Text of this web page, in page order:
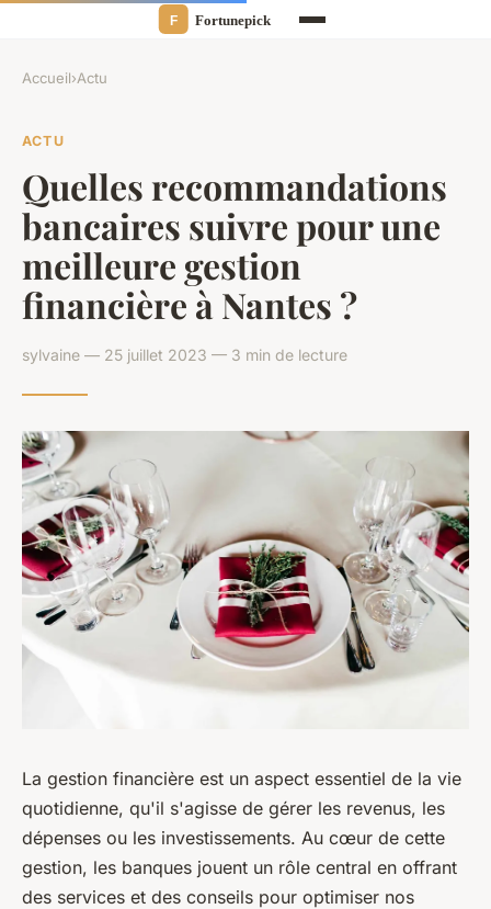
Accueil›Actu
ACTU
Quelles recommandations
bancaires suivre pour une
meilleure gestion
financière à Nantes ?
sylvaine — 25 juillet 2023 — 3 min de lecture
La gestion financière est un aspect essentiel de la vie
quotidienne, qu'il s'agisse de gérer les revenus, les
dépenses ou les investissements. Au cœur de cette
gestion, les banques jouent un rôle central en offrant
des services et des conseils pour optimiser nos